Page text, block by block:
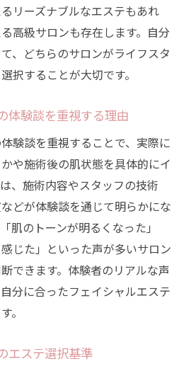
リーズナブルなエステもあれ
高級サロンも存在します。自分
、どちらのサロンがライフスタ
択することが大切です。
体験談を重視する理由
験談を重視することで、実際に
や施術後の肌状態を具体的にイ
、施術内容やスタッフの技術
どが体験談を通じて明らかにな
肌のトーンが明るくなった」
じた」といった声が多いサロン
できます。体験者のリアルな声
分に合ったフェイシャルエステ
。
エステ選択基準